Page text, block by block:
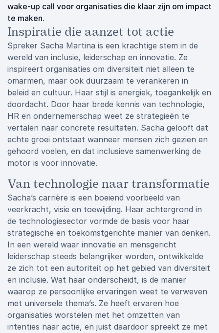
wake-up call voor organisaties die klaar zijn om impact
te maken.
Inspiratie die aanzet tot actie
Spreker Sacha Martina is een krachtige stem in de
wereld van inclusie, leiderschap en innovatie. Ze
inspireert organisaties om diversiteit niet alleen te
omarmen, maar ook duurzaam te verankeren in
beleid en cultuur. Haar stijl is energiek, toegankelijk en
doordacht. Door haar brede kennis van technologie,
HR en ondernemerschap weet ze strategieën te
vertalen naar concrete resultaten. Sacha gelooft dat
echte groei ontstaat wanneer mensen zich gezien en
gehoord voelen, en dat inclusieve samenwerking de
motor is voor innovatie.
Van technologie naar transformatie
Sacha’s carrière is een boeiend voorbeeld van
veerkracht, visie en toewijding. Haar achtergrond in
de technologiesector vormde de basis voor haar
strategische en toekomstgerichte manier van denken.
In een wereld waar innovatie en mensgericht
leiderschap steeds belangrijker worden, ontwikkelde
ze zich tot een autoriteit op het gebied van diversiteit
en inclusie. Wat haar onderscheidt, is de manier
waarop ze persoonlijke ervaringen weet te verweven
met universele thema’s. Ze heeft ervaren hoe
organisaties worstelen met het omzetten van
intenties naar actie, en juist daardoor spreekt ze met